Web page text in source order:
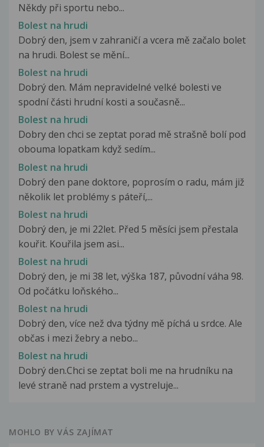
Někdy při sportu nebo...
Bolest na hrudi
Dobrý den, jsem v zahraničí a vcera mě začalo bolet
na hrudi. Bolest se mění...
Bolest na hrudi
Dobrý den. Mám nepravidelné velké bolesti ve
spodní části hrudní kosti a současně...
Bolest na hrudi
Dobry den chci se zeptat porad mě strašně bolí pod
obouma lopatkam když sedím...
Bolest na hrudi
Dobrý den pane doktore, poprosím o radu, mám již
několik let problémy s páteří,...
Bolest na hrudi
Dobrý den, je mi 22let. Před 5 měsíci jsem přestala
kouřit. Kouřila jsem asi...
Bolest na hrudi
Dobrý den, je mi 38 let, výška 187, původní váha 98.
Od počátku loňského...
Bolest na hrudi
Dobrý den, více než dva týdny mě píchá u srdce. Ale
občas i mezi žebry a nebo...
Bolest na hrudi
Dobrý den.Chci se zeptat boli me na hrudníku na
levé straně nad prstem a vystreluje...
MOHLO BY VÁS ZAJÍMAT